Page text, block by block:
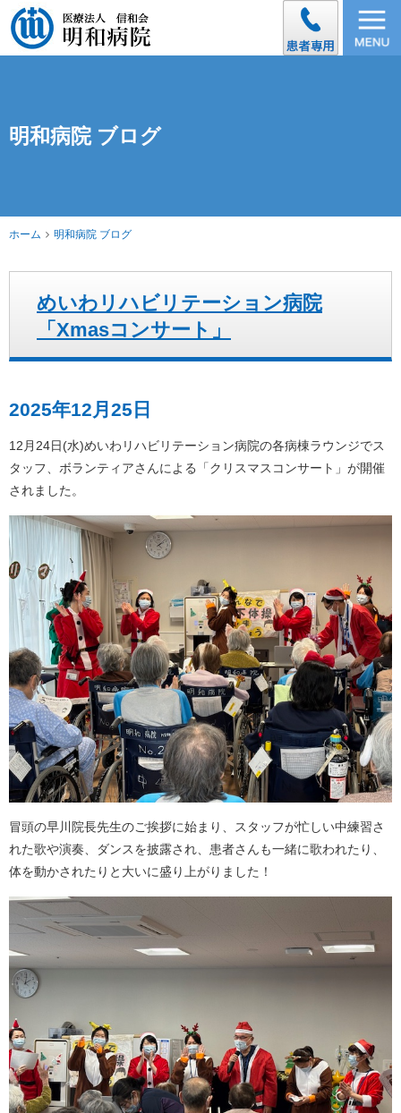
明和病院 ブログ
ホーム 明和病院 ブログ
めいわリハビリテーション病院
「Xmasコンサート」
2025年12月25日
12月24日(水)めいわリハビリテーション病院の各病棟ラウンジでス
タッフ、ボランティアさんによる「クリスマスコンサート」が開催
されました。
冒頭の早川院長先生のご挨拶に始まり、スタッフが忙しい中練習さ
れた歌や演奏、ダンスを披露され、患者さんも一緒に歌われたり、
体を動かされたりと大いに盛り上がりました！